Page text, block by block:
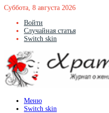
Суббота, 8 августа 2026
Войти
Случайная статья
Switch skin
Меню
Switch skin